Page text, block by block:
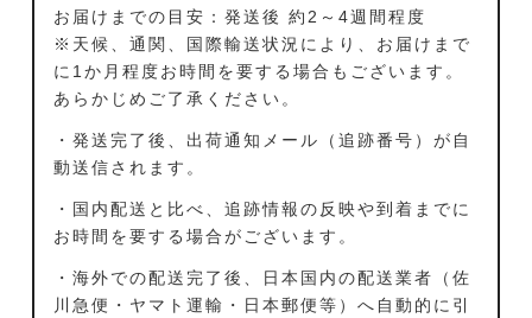
お届けまでの目安：発送後 約2～4週間程度
※天候、通関、国際輸送状況により、お届けまで
に1か月程度お時間を要する場合もございます。
あらかじめご了承ください。
・発送完了後、出荷通知メール（追跡番号）が自
動送信されます。
・国内配送と比べ、追跡情報の反映や到着までに
お時間を要する場合がございます。
・海外での配送完了後、日本国内の配送業者（佐
川急便・ヤマト運輸・日本郵便等）へ自動的に引